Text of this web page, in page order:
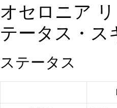
オセロニア
テータス・ス
ステータス